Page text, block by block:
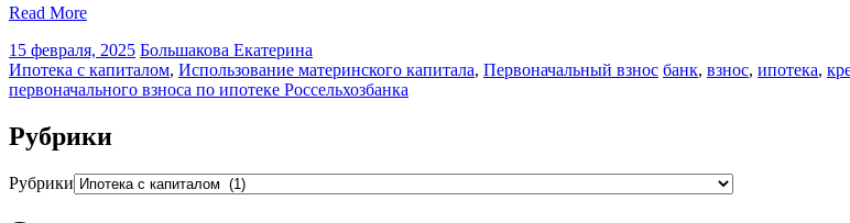
Read More
15 февраля, 2025 Большакова Екатерина
Ипотека с капиталом, Использование материнского капитала, Первоначальный взнос банк, взнос, ипотека,
первоначального взноса по ипотеке Россельхозбанка
Рубрики
Рубрики